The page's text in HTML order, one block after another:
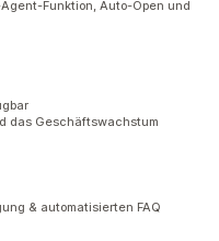
Funktion, Auto-Open und
das Geschäftswachstum
& automatisierten FAQ